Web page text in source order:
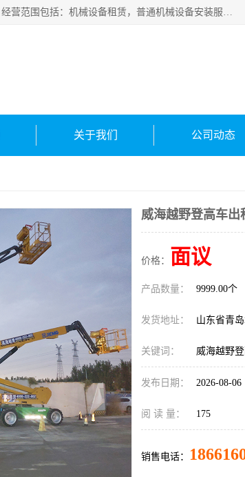
青岛高晟工程机械租赁有限公司成立于2015年，注册地位于山东省青岛市。经营范围包括：机械设备租赁，普通机械设备安装服务，电子、机械设备维护，专用设备修理，通用设备修理，机械设备销售，环境保护专用设备销售，建筑材料销售，专业保洁、清洗、消毒服务，劳动保护用品销售，信息技术咨询服务，汽车拖车、求援、清障服务，物业管理；工程管理服务，货物进出口，技术进出口，汽车销售，新能源汽车整车销售等。
关于我们 公司动态
威海越野登高车出
价格： 面议
产品数量： 9999.00个
发货地址： 山东省青
关键词： 威海越野
发布日期： 2026-08-06
阅 读 量： 175
销售电话：